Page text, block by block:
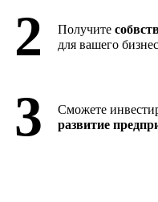
2 Получите
для вашего
3 Сможете
развитие